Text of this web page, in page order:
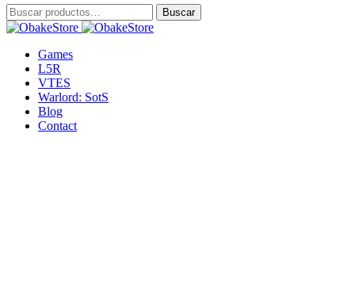
Buscar
por:
Buscar
Games
L5R
VTES
Warlord: SotS
Blog
Contact